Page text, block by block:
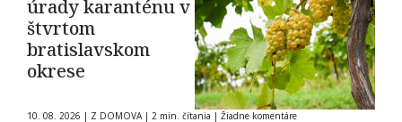
úrady karanténu v
štvrtom
bratislavskom
okrese
10. 08. 2026 | Z DOMOVA | 2 min. čítania | Žiadne komentáre